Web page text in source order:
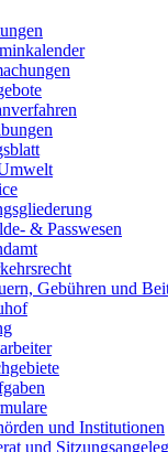
& Passwesen
Gebühren und
und Institutionen
und